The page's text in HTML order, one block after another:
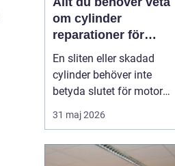
om cylinder
reparationer för
motorcyklar och
snöskotrar
En sliten eller skadad
cylinder behöver inte
betyda slutet för motorn.
Med rätt kunskap,
noggrann felsökning och
det ofta att rädda även
31 maj 2026